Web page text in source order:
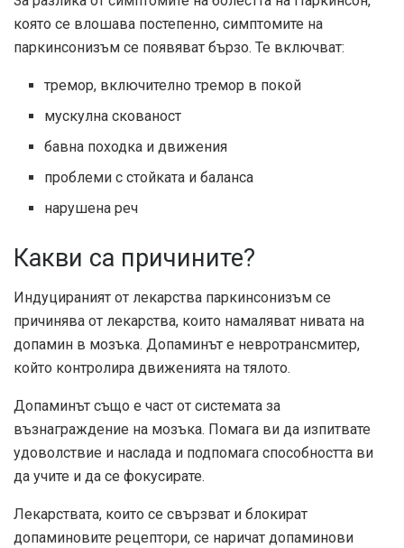
която се влошава постепенно, симптомите на
паркинсонизъм се появяват бързо. Те включват:
тремор, включително тремор в покой
мускулна скованост
бавна походка и движения
проблеми с стойката и баланса
нарушена реч
Какви са причините?
Индуцираният от лекарства паркинсонизъм се
причинява от лекарства, които намаляват нивата на
допамин в мозъка. Допаминът е невротрансмитер,
който контролира движенията на тялото.
Допаминът също е част от системата за
възнаграждение на мозъка. Помага ви да изпитвате
удоволствие и наслада и подпомага способността ви
да учите и да се фокусирате.
Лекарствата, които се свързват и блокират
допаминовите рецептори, се наричат ​​допаминови